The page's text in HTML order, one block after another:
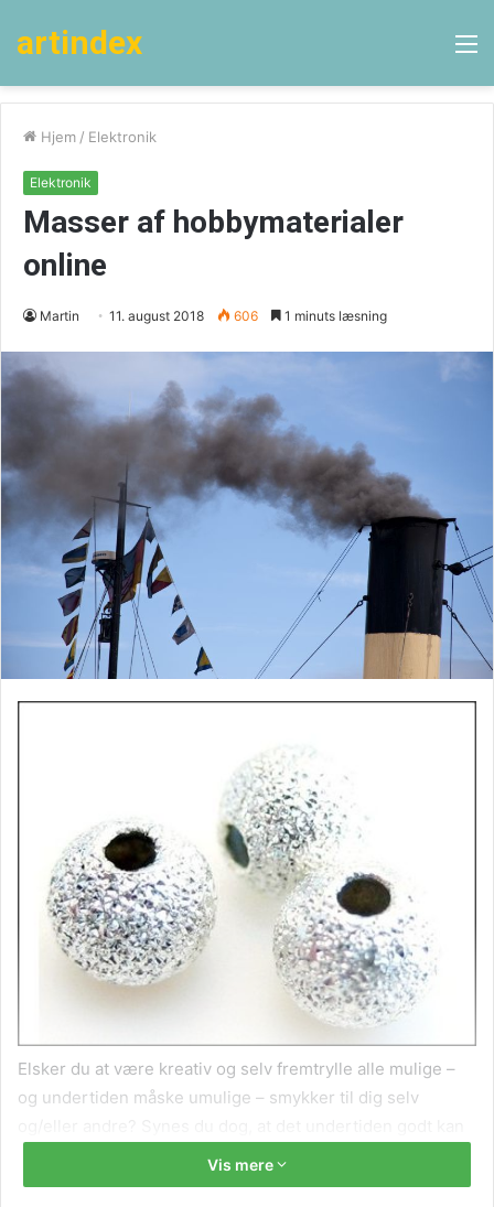
artindex
Hjem / Elektronik
Elektronik
Masser af hobbymaterialer
online
Martin 11. august 2018 606 1 minuts læsning
Elsker du at være kreativ og selv fremtrylle alle mulige –
og undertiden måske umulige – smykker til dig selv
være en stor opgave, rent tidsmæssigt, at skulle fare rundt
i diverse forretninger for at få fingrene i materialer?
Vis mere